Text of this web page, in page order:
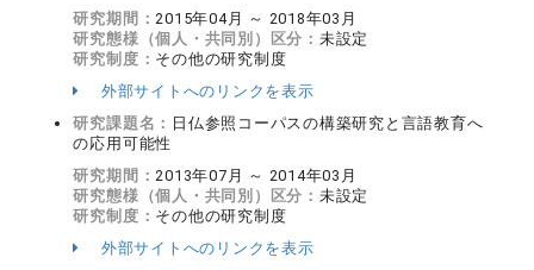
研究期間：2015年04月 ～ 2018年03月
研究態様（個人・共同別）区分： 未設定
研究制度： その他の研究制度
外部サイトへのリンクを表示
研究課題名： 日仏参照コーパスの構築研究と言語教育へ
の応用可能性
研究期間：2013年07月 ～ 2014年03月
研究態様（個人・共同別）区分： 未設定
研究制度： その他の研究制度
外部サイトへのリンクを表示